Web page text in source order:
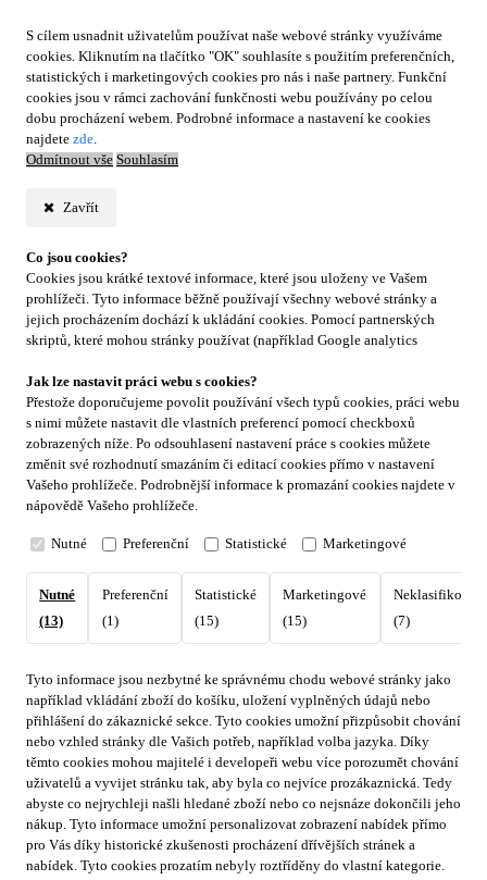
S cílem usnadnit uživatelům používat naše webové stránky využíváme
cookies. Kliknutím na tlačítko "OK" souhlasíte s použitím preferenčních,
statistických i marketingových cookies pro nás i naše partnery. Funkční
cookies jsou v rámci zachování funkčnosti webu používány po celou
dobu procházení webem. Podrobné informace a nastavení ke cookies
najdete zde.
Odmítnout vše Souhlasím
Zavřít
Co jsou cookies?
Cookies jsou krátké textové informace, které jsou uloženy ve Vašem
prohlížeči. Tyto informace běžně používají všechny webové stránky a
jejich procházením dochází k ukládání cookies. Pomocí partnerských
skriptů, které mohou stránky používat (například Google analytics
Jak lze nastavit práci webu s cookies?
Přestože doporučujeme povolit používání všech typů cookies, práci webu
s nimi můžete nastavit dle vlastních preferencí pomocí checkboxů
zobrazených níže. Po odsouhlasení nastavení práce s cookies můžete
změnit své rozhodnutí smazáním či editací cookies přímo v nastavení
Vašeho prohlížeče. Podrobnější informace k promazání cookies najdete v
nápovědě Vašeho prohlížeče.
Nutné Preferenční Statistické Marketingové
Nutné
(13)
Preferenční
(1)
Statistické
(15)
Marketingové
(15)
(7)
Tyto informace jsou nezbytné ke správnému chodu webové stránky jako
například vkládání zboží do košíku, uložení vyplněných údajů nebo
přihlášení do zákaznické sekce. Tyto cookies umožní přizpůsobit chování
nebo vzhled stránky dle Vašich potřeb, například volba jazyka. Díky
těmto cookies mohou majitelé i developeři webu více porozumět chování
uživatelů a vyvijet stránku tak, aby byla co nejvíce prozákaznická. Tedy
abyste co nejrychleji našli hledané zboží nebo co nejsnáze dokončili jeho
nákup. Tyto informace umožní personalizovat zobrazení nabídek přímo
pro Vás díky historické zkušenosti procházení dřívějších stránek a
nabídek. Tyto cookies prozatím nebyly roztříděny do vlastní kategorie.